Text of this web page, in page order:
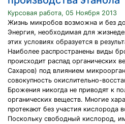
Курсовая работа, 05 Ноября 2013
Жизнь микробов возможна и без
Энергия, необходимая для
этих условиях образуется в
Наиболее распространены виды
происходит распад органических
Сахаров) под влиянием
совокупность окислительно-
Брожения никогда не приводят к
органических веществ. Многие
протекают без участия кислорода
Поскольку свободный кислород,